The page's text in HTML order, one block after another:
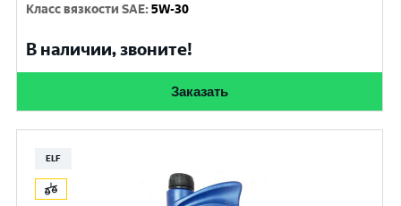
Класс вязкости SAE:5W-30
В наличии, звоните!
Заказать
ELF